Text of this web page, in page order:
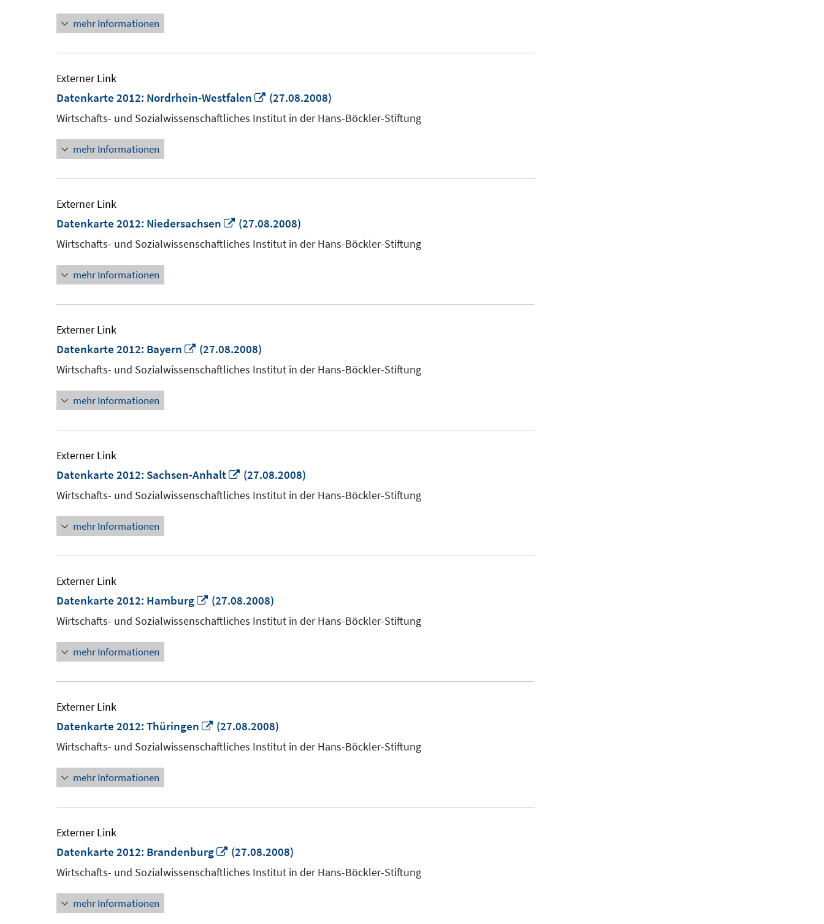
mehr Informationen
Externer Link
Datenkarte 2012: Nordrhein-Westfalen
In
neuem
(27.08.2008)
Wirtschafts- und Sozialwissenschaftliches Institut in der Hans-Böckler-Stiftung
mehr Informationen
Externer Link
Datenkarte 2012: Niedersachsen
In
neuem
(27.08.2008)
Wirtschafts- und Sozialwissenschaftliches Institut in der Hans-Böckler-Stiftung
mehr Informationen
Externer Link
Datenkarte 2012: Bayern
In
neuem
(27.08.2008)
Wirtschafts- und Sozialwissenschaftliches Institut in der Hans-Böckler-Stiftung
mehr Informationen
Externer Link
Datenkarte 2012: Sachsen-Anhalt
In
neuem
(27.08.2008)
Wirtschafts- und Sozialwissenschaftliches Institut in der Hans-Böckler-Stiftung
mehr Informationen
Externer Link
Datenkarte 2012: Hamburg
In
neuem
(27.08.2008)
Wirtschafts- und Sozialwissenschaftliches Institut in der Hans-Böckler-Stiftung
mehr Informationen
Externer Link
Datenkarte 2012: Thüringen
In
neuem
(27.08.2008)
Wirtschafts- und Sozialwissenschaftliches Institut in der Hans-Böckler-Stiftung
mehr Informationen
Externer Link
Datenkarte 2012: Brandenburg
In
neuem
(27.08.2008)
Wirtschafts- und Sozialwissenschaftliches Institut in der Hans-Böckler-Stiftung
mehr Informationen